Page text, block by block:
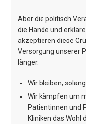
Aber die politisch
die Hände und
akzeptieren diese
Versorgung unserer
länger.
Wir bleiben,
Wir kämpfen um
Patientinnen und
Kliniken das Wohl